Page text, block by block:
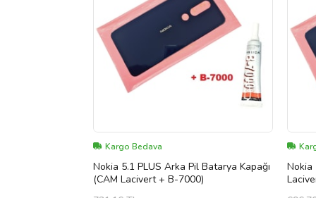
Kargo Bedava
Nokia 5.1 PLUS Arka Pil Batarya Kapağı
(CAM Lacivert + B-7000)
Nokia